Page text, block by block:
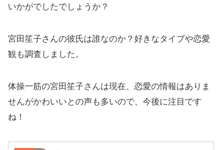
いかがでしたでしょうか？
宮田笙子さんの彼氏は誰なのか？好きなタイプや恋愛
観も調査しました。
体操一筋の宮田笙子さんは現在、恋愛の情報はありま
せんがかわいいとの声も多いので、今後に注目です
ね！